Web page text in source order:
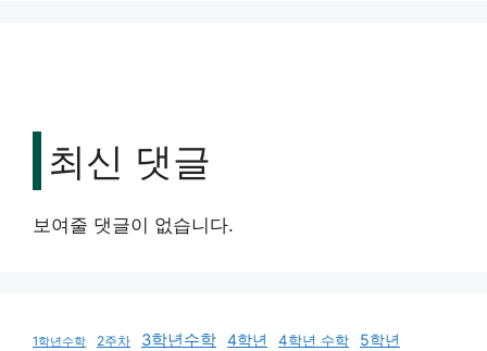
최신 댓글
보여줄 댓글이 없습니다.
1학년수학 2주차 3학년수학 4학년 4학년 수학 5학년